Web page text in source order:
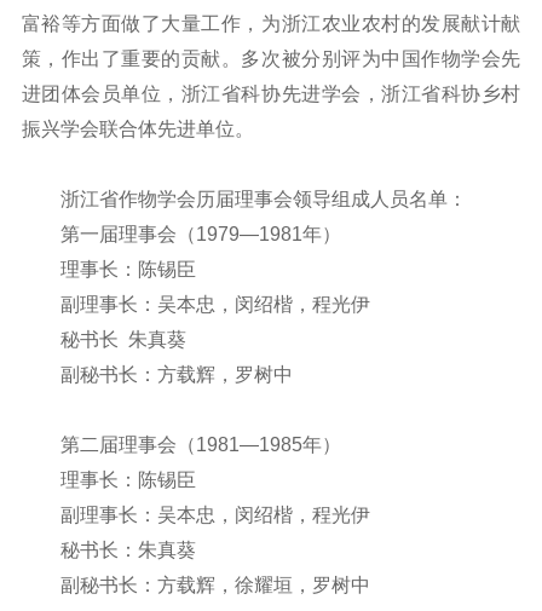
富裕等方面做了大量工作，为浙江农业农村的发展献计献
策，作出了重要的贡献。多次被分别评为中国作物学会先
进团体会员单位，浙江省科协先进学会，浙江省科协乡村
振兴学会联合体先进单位。
浙江省作物学会历届理事会领导组成人员名单：
第一届理事会（1979—1981年）
理事长：陈锡臣
副理事长：吴本忠，闵绍楷，程光伊
秘书长 朱真葵
副秘书长：方载辉，罗树中
第二届理事会（1981—1985年）
理事长：陈锡臣
副理事长：吴本忠，闵绍楷，程光伊
秘书长：朱真葵
副秘书长：方载辉，徐耀垣，罗树中